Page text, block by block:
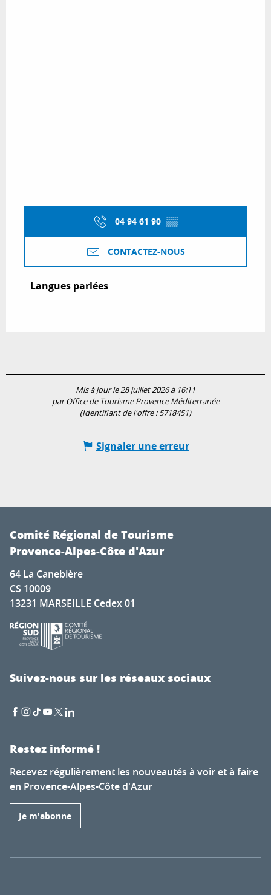
04 94 61 90 ▒▒
CONTACTEZ-NOUS
Langues parlées
Langues parlées
Mis à jour le 28 juillet 2026 à 16:11
par Office de Tourisme Provence Méditerranée
(Identifiant de l'offre :5718451)
Signaler une erreur
Comité Régional de Tourisme
Provence-Alpes-Côte d'Azur
64 La Canebière
CS 10009
13231 MARSEILLE Cedex 01
Suivez-nous sur les réseaux sociaux
Restez informé !
Recevez régulièrement les nouveautés à voir et à faire
en Provence-Alpes-Côte d'Azur
Je m'abonne